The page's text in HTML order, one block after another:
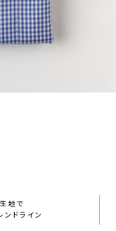
地で
ンドライン